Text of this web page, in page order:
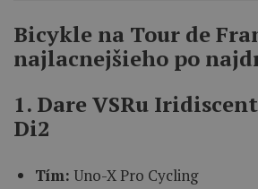
Bicykle na Tour de
najlacnejšieho po
1. Dare VSRu
Di2
Tím: Uno-X Pro Cycling